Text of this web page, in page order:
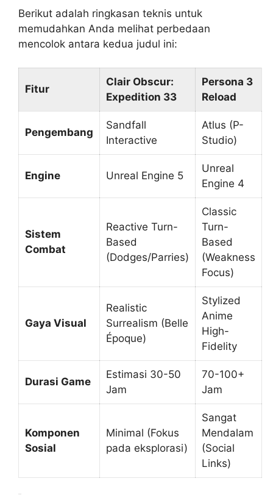
Berikut adalah ringkasan teknis untuk
memudahkan Anda melihat perbedaan
mencolok antara kedua judul ini:
Fitur
Clair Obscur:
Expedition 33
Persona 3
Reload
Pengembang
Sandfall
Interactive
Atlus (P-
Studio)
Engine Unreal Engine 5
Unreal
Engine 4
Sistem
Combat
Reactive Turn-
Based
(Dodges/Parries)
Classic
Turn-
Based
(Weakness
Focus)
Gaya Visual
Realistic
Surrealism (Belle
Époque)
Stylized
Anime
High-
Fidelity
Durasi Game
Estimasi 30-50
Jam
70-100+
Jam
Komponen
Sosial
Minimal (Fokus
pada eksplorasi)
Sangat
Mendalam
(Social
Links)